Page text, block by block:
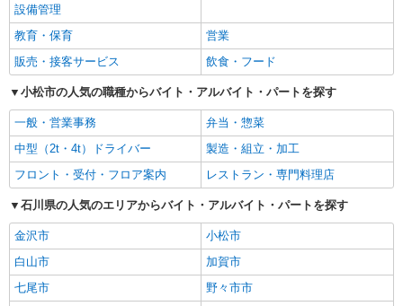
設備管理
教育・保育
営業
販売・接客サービス
飲食・フード
小松市の人気の職種からバイト・アルバイト・パートを探す
一般・営業事務
弁当・惣菜
中型（2t・4t）ドライバー
製造・組立・加工
フロント・受付・フロア案内
レストラン・専門料理店
石川県の人気のエリアからバイト・アルバイト・パートを探す
金沢市
小松市
白山市
加賀市
七尾市
野々市市